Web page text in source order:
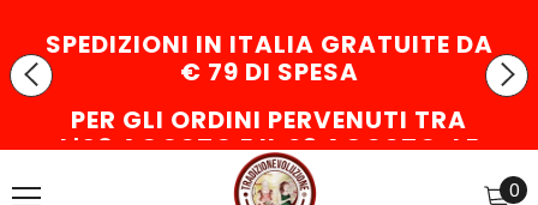
SPEDIZIONI IN ITALIA GRATUITE DA
€ 79 DI SPESA
PER GLI ORDINI PERVENUTI TRA
L'08 AGOSTO E IL 23 AGOSTO, LE
PARTENZE AVVERRANNO DAL 24
0